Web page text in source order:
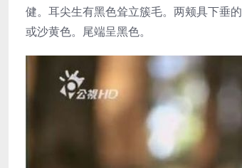
健。耳尖生有黑色耸立簇毛。两颊具下垂
或沙黄色。尾端呈黑色。